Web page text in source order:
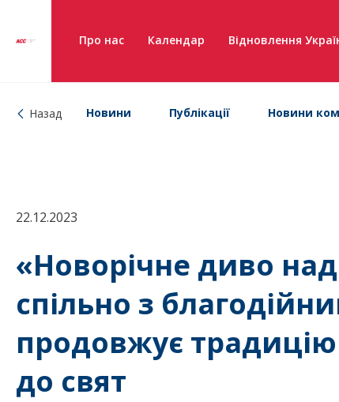
Про нас Календар Відновлення
Назад Новини Публікації Новини
22.12.2023
«Новорічне диво
спільно з
продовжує традицію
до свят